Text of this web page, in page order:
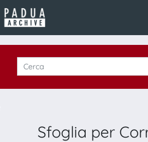
Sfoglia per